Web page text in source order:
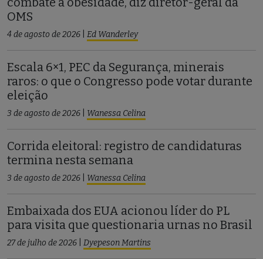
OMS
4 de agosto de 2026 Ed Wanderley
Escala 6×1, PEC da Segurança, minerais
raros: o que o Congresso pode votar durante
eleição
3 de agosto de 2026 Wanessa Celina
Corrida eleitoral: registro de candidaturas
termina nesta semana
3 de agosto de 2026 Wanessa Celina
Embaixada dos EUA acionou líder do PL
para visita que questionaria urnas no Brasil
27 de julho de 2026 Dyepeson Martins